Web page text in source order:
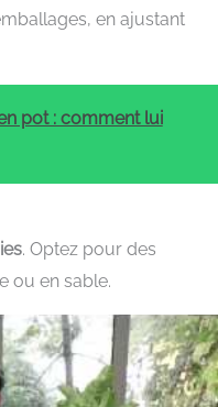
en ajustant
pot : comment lui
. Optez pour des
ou en sable.